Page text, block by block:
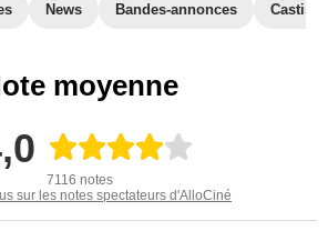
News Bandes-annonces Casting
moyenne
7116 notes
sur les notes spectateurs d'AlloCiné